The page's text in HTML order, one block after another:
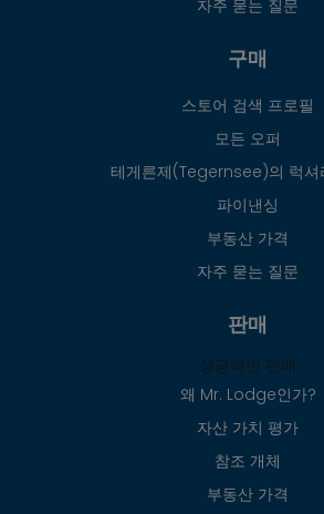
자주 묻는 질문
구매
스토어 검색 프로필
모든 오퍼
테게른제(Tegernsee)의 럭셔
파이낸싱
부동산 가격
자주 묻는 질문
판매
성공적인 판매
왜 Mr. Lodge인가?
자산 가치 평가
참조 개체
부동산 가격